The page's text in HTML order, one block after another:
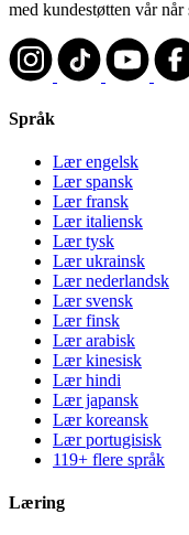
med kundestøtten vår når
Språk
Lær engelsk
Lær spansk
Lær fransk
Lær italiensk
Lær tysk
Lær ukrainsk
Lær nederlandsk
Lær svensk
Lær finsk
Lær arabisk
Lær kinesisk
Lær hindi
Lær japansk
Lær koreansk
Lær portugisisk
119+ flere språk
Læring